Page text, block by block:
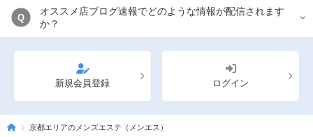
Q
オススメ店ブログ速報でどのような情報が配信されます
か？
新規会員登録 ログイン
京都エリアのメンズエステ（メンエス）